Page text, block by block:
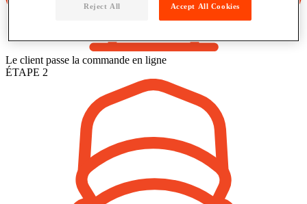
Le client passe la commande en ligne
ÉTAPE 2
Reject All Accept All Cookies